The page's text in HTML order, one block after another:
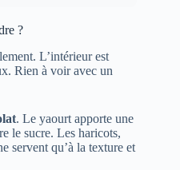
?
L’intérieur est
Rien à voir avec un
. Le yaourt apporte une
le sucre. Les haricots,
servent qu’à la texture et